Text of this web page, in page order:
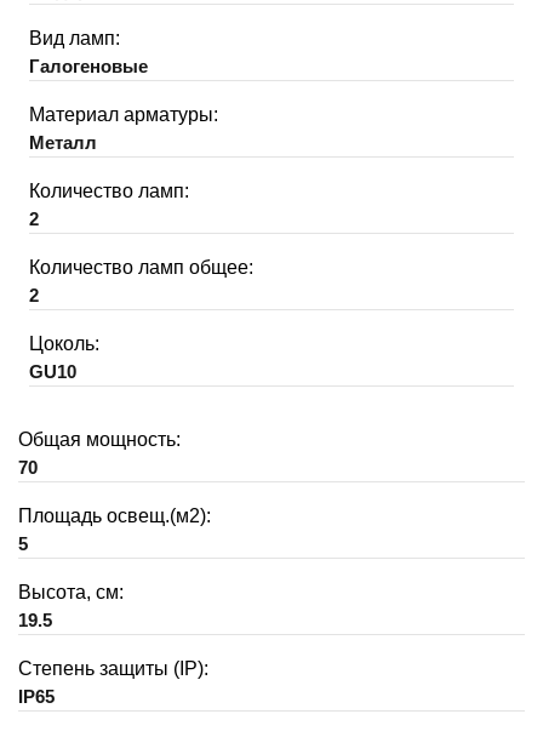
Вид ламп:
Галогеновые
Материал арматуры:
Металл
Количество ламп:
2
Количество ламп общее:
2
Цоколь:
GU10
Общая мощность:
70
Площадь освещ.(м2):
5
Высота, см:
19.5
Степень защиты (IP):
IP65